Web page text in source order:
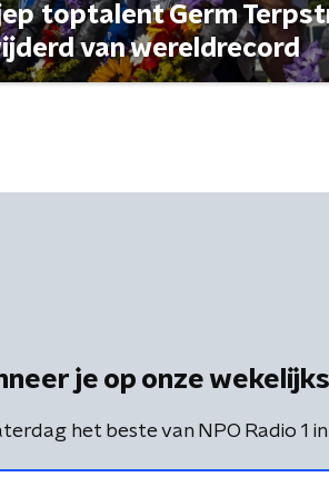
toptalent Germ
van wereldrecord
je op onze
het beste van NPO Radio 1